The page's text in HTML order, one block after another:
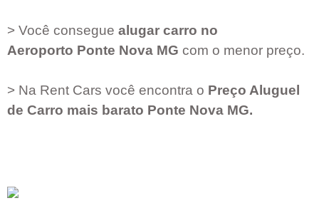
> Você consegue alugar carro no
Aeroporto Ponte Nova MG com o menor preço.
> Na Rent Cars você encontra o Preço Aluguel
de Carro mais barato Ponte Nova MG.